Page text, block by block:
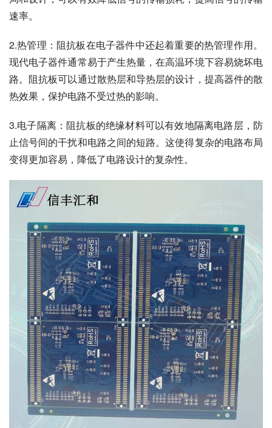
速率。
2.热管理：阻抗板在电子器件中还起着重要的热管理作用。
现代电子器件通常易于产生热量，在高温环境下容易烧坏电
路。阻抗板可以通过散热层和导热层的设计，提高器件的散
热效果，保护电路不受过热的影响。
3.电子隔离：阻抗板的绝缘材料可以有效地隔离电路层，防
止信号间的干扰和电路之间的短路。这使得复杂的电路布局
变得更加容易，降低了电路设计的复杂性。